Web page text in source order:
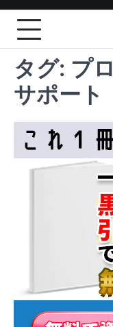
タグ: プ
サポート